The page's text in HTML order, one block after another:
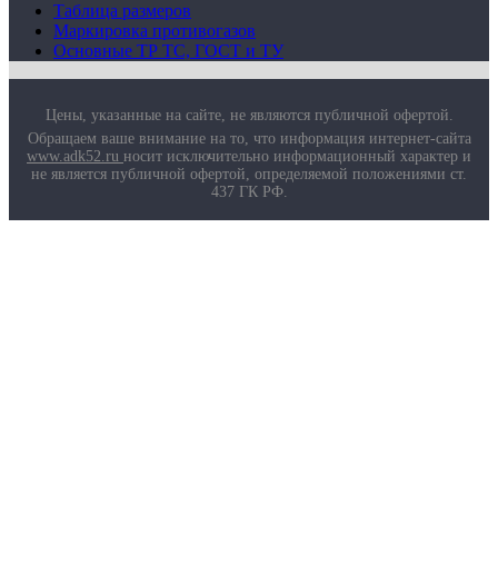
Таблица размеров
Маркировка противогазов
Основные ТР ТС, ГОСТ и ТУ
Цены, указанные на сайте, не являются публичной офертой.
Обращаем ваше внимание на то, что информация интернет-сайта
www.adk52.ru носит исключительно информационный характер и
не является публичной офертой, определяемой положениями ст.
437 ГК РФ.